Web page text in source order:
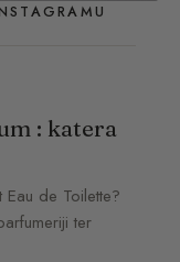
: katera
de Toilette?
ter